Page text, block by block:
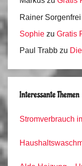
Rainer Sorgenfrei
Sophie zu Gratis
Paul Trabb zu
Interessante Themen
Stromverbrauch